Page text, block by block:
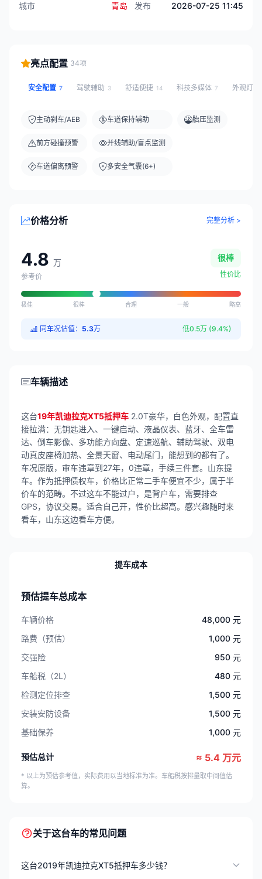
城市
青岛 发布 2026-07-25 11:45
亮点配置 34项
安全配置 7 驾驶辅助 3 舒适便捷 14 科技多媒体 7 外观灯光
主动刹车/AEB
前方碰撞预警
车道偏离预警
车道保持辅助
并线辅助/盲点监测
多安全气囊(6+)
胎压监测
价格分析 完整分析 >
4.8 万
参考价
很棒
性价比
极佳 很棒 合理 一般 略高
同车况估值： 5.3万 低0.5万 (9.4%)
车辆描述
这台19年凯迪拉克XT5抵押车 2.0T豪华，白色外观，配置直
接拉满：无钥匙进入、一键启动、液晶仪表、蓝牙、全车雷
达、倒车影像、多功能方向盘、定速巡航、辅助驾驶、双电
动真皮座椅加热、全景天窗、电动尾门，能想到的都有了。
车况原版，审车违章到27年，0违章，手续三件套。山东提
车。作为抵押债权车，价格比正常二手车便宜不少，属于半
价车的范畴。不过这车不能过户，是背户车，需要排查
GPS，协议交易。适合自己开，性价比超高。感兴趣随时来
看车，山东这边看车方便。
提车成本
预估提车总成本
车辆价格
48,000 元
路费（预估）
1,000 元
交强险
950 元
车船税（2L）
480 元
检测定位排查
1,500 元
安装安防设备
1,500 元
基础保养
1,000 元
预估总计 ≈ 5.4 万元
* 以上为预估参考值，实际费用以当地标准为准。车船税按排量取中间值估
算。
关于这台车的常见问题
这台2019年凯迪拉克XT5抵押车多少钱？